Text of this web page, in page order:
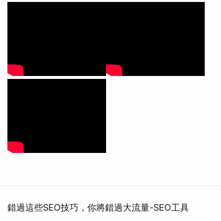
錯過這些SEO技巧，你將錯過大流量-SEO工具